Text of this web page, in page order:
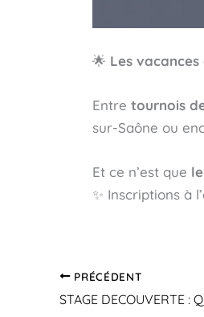
🌟 Les
Entre tournois
sur-Saône ou
Et ce n’est que
✨ Inscriptions à
PRÉCÉDENT
STAGE DECOUVERTE :